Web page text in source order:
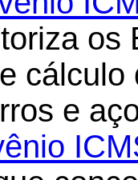
os
cálculo
e